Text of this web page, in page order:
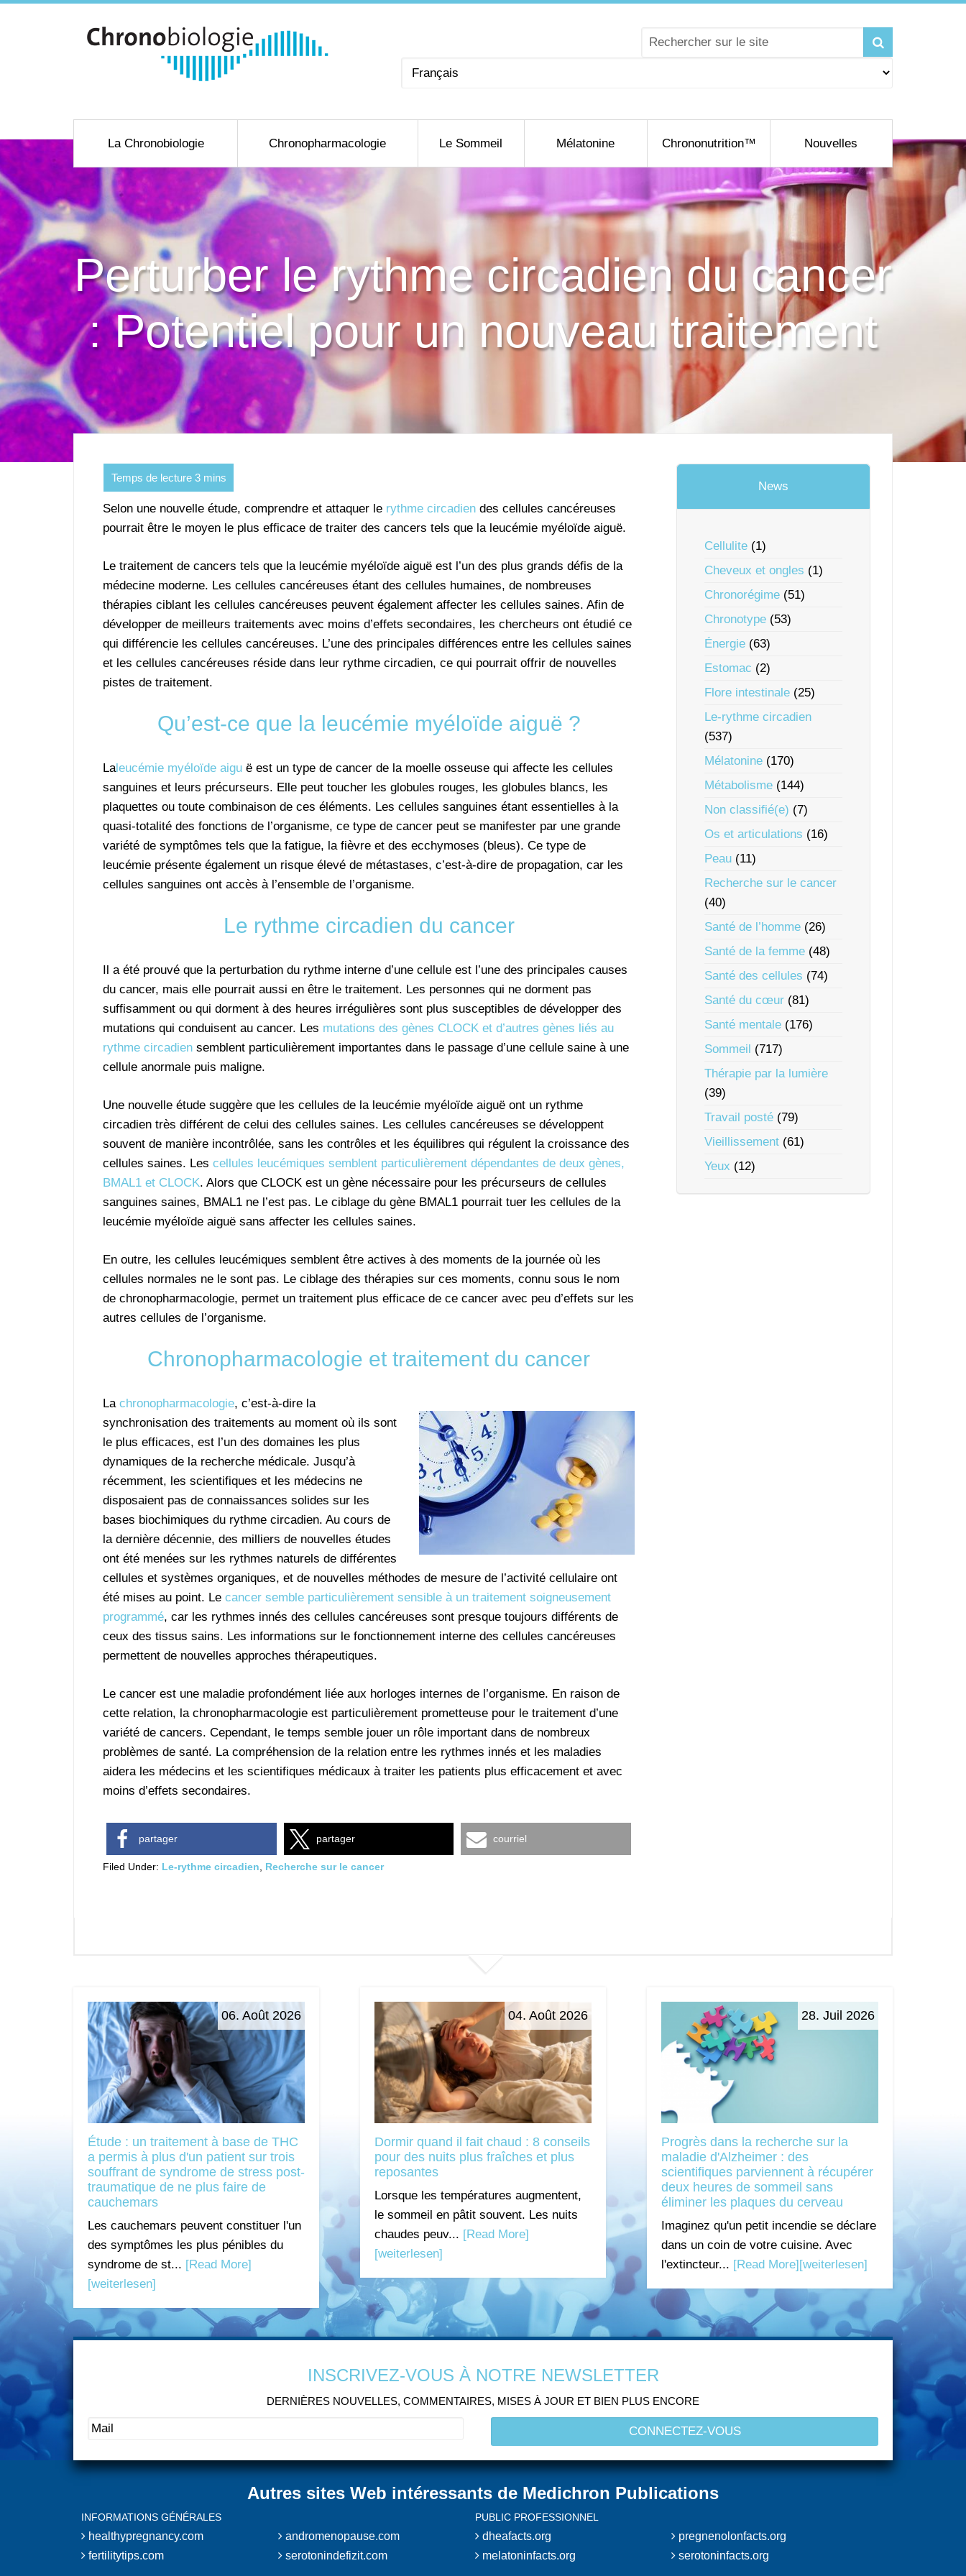
Choisir
La Chronobiologie Chronopharmacologie Le Sommeil Mélatonine Chrononutrition™ Nouvelles
Perturber le rythme circadien du cancer
: Potentiel pour un nouveau traitement
Selon une nouvelle étude, comprendre et attaquer le rythme circadien des cellules cancéreuses
pourrait être le moyen le plus efficace de traiter des cancers tels que la leucémie myéloïde aiguë.
Le traitement de cancers tels que la leucémie myéloïde aiguë est l’un des plus grands défis de la
médecine moderne. Les cellules cancéreuses étant des cellules humaines, de nombreuses
thérapies ciblant les cellules cancéreuses peuvent également affecter les cellules saines. Afin de
développer de meilleurs traitements avec moins d’effets secondaires, les chercheurs ont étudié ce
qui différencie les cellules cancéreuses. L’une des principales différences entre les cellules saines
et les cellules cancéreuses réside dans leur rythme circadien, ce qui pourrait offrir de nouvelles
pistes de traitement.
Qu’est-ce que la leucémie myéloïde aiguë ?
Laleucémie myéloïde aigu ë est un type de cancer de la moelle osseuse qui affecte les cellules
sanguines et leurs précurseurs. Elle peut toucher les globules rouges, les globules blancs, les
plaquettes ou toute combinaison de ces éléments. Les cellules sanguines étant essentielles à la
quasi-totalité des fonctions de l’organisme, ce type de cancer peut se manifester par une grande
variété de symptômes tels que la fatigue, la fièvre et des ecchymoses (bleus). Ce type de
leucémie présente également un risque élevé de métastases, c’est-à-dire de propagation, car les
cellules sanguines ont accès à l’ensemble de l’organisme.
Le rythme circadien du cancer
Il a été prouvé que la perturbation du rythme interne d’une cellule est l’une des principales causes
du cancer, mais elle pourrait aussi en être le traitement. Les personnes qui ne dorment pas
suffisamment ou qui dorment à des heures irrégulières sont plus susceptibles de développer des
mutations qui conduisent au cancer. Les mutations des gènes CLOCK et d’autres gènes liés au
rythme circadien semblent particulièrement importantes dans le passage d’une cellule saine à une
cellule anormale puis maligne.
Une nouvelle étude suggère que les cellules de la leucémie myéloïde aiguë ont un rythme
circadien très différent de celui des cellules saines. Les cellules cancéreuses se développent
souvent de manière incontrôlée, sans les contrôles et les équilibres qui régulent la croissance des
cellules saines. Les cellules leucémiques semblent particulièrement dépendantes de deux gènes,
BMAL1 et CLOCK. Alors que CLOCK est un gène nécessaire pour les précurseurs de cellules
sanguines saines, BMAL1 ne l’est pas. Le ciblage du gène BMAL1 pourrait tuer les cellules de la
leucémie myéloïde aiguë sans affecter les cellules saines.
En outre, les cellules leucémiques semblent être actives à des moments de la journée où les
cellules normales ne le sont pas. Le ciblage des thérapies sur ces moments, connu sous le nom
de chronopharmacologie, permet un traitement plus efficace de ce cancer avec peu d’effets sur les
autres cellules de l’organisme.
Chronopharmacologie et traitement du cancer
La chronopharmacologie, c’est-à-dire la
synchronisation des traitements au moment où ils sont
le plus efficaces, est l’un des domaines les plus
dynamiques de la recherche médicale. Jusqu’à
récemment, les scientifiques et les médecins ne
disposaient pas de connaissances solides sur les
bases biochimiques du rythme circadien. Au cours de
la dernière décennie, des milliers de nouvelles études
ont été menées sur les rythmes naturels de différentes
cellules et systèmes organiques, et de nouvelles méthodes de mesure de l’activité cellulaire ont
été mises au point. Le cancer semble particulièrement sensible à un traitement soigneusement
programmé, car les rythmes innés des cellules cancéreuses sont presque toujours différents de
ceux des tissus sains. Les informations sur le fonctionnement interne des cellules cancéreuses
permettent de nouvelles approches thérapeutiques.
Le cancer est une maladie profondément liée aux horloges internes de l’organisme. En raison de
cette relation, la chronopharmacologie est particulièrement prometteuse pour le traitement d’une
variété de cancers. Cependant, le temps semble jouer un rôle important dans de nombreux
problèmes de santé. La compréhension de la relation entre les rythmes innés et les maladies
aidera les médecins et les scientifiques médicaux à traiter les patients plus efficacement et avec
moins d’effets secondaires.
partager partager courriel
Filed Under: Le-rythme circadien Recherche sur le cancer
News
Cellulite (1)
Cheveux et ongles (1)
Chronorégime (51)
Chronotype (53)
Énergie (63)
Estomac (2)
Flore intestinale (25)
Le-rythme circadien
(537)
Mélatonine (170)
Métabolisme (144)
Non classifié(e) (7)
Os et articulations (16)
Peau (11)
Recherche sur le cancer
(40)
Santé de l’homme (26)
Santé de la femme (48)
Santé des cellules (74)
Santé du cœur (81)
Santé mentale (176)
Sommeil (717)
Thérapie par la lumière
(39)
Travail posté (79)
Vieillissement (61)
Yeux (12)
06. Août 2026
Étude : un traitement à base de THC
a permis à plus d'un patient sur trois
souffrant de syndrome de stress post-
traumatique de ne plus faire de
cauchemars
Les cauchemars peuvent constituer l'un
des symptômes les plus pénibles du
syndrome de st... [Read More]
[weiterlesen]
04. Août 2026
Dormir quand il fait chaud : 8 conseils
pour des nuits plus fraîches et plus
reposantes
Lorsque les températures augmentent,
le sommeil en pâtit souvent. Les nuits
chaudes peuv... [Read More]
[weiterlesen]
28. Juil 2026
Progrès dans la recherche sur la
maladie d'Alzheimer : des
scientifiques parviennent à récupérer
deux heures de sommeil sans
éliminer les plaques du cerveau
Imaginez qu'un petit incendie se déclare
dans un coin de votre cuisine. Avec
l'extincteur... [Read More][weiterlesen]
INSCRIVEZ-VOUS À NOTRE NEWSLETTER
DERNIÈRES NOUVELLES, COMMENTAIRES, MISES À JOUR ET BIEN PLUS ENCORE
Autres sites Web intéressants de Medichron Publications
INFORMATIONS GÉNÉRALES
healthypregnancy.com
fertilitytips.com
andromenopause.com
serotonindefizit.com
PUBLIC PROFESSIONNEL
dheafacts.org
melatoninfacts.org
pregnenolonfacts.org
serotoninfacts.org